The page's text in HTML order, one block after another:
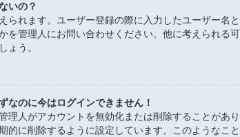
いの？
られます。ユーザー登録の際に入力したユーザー名
を管理人にお問い合わせください。他に考えられる
ょう。
なのに今はログインできません！
理人がアカウントを無効化または削除することがあ
的に削除するように設定しています。このようなこ